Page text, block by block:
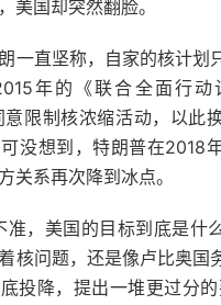
美国却突然翻脸。
一直坚称，自家的核计划
年的《联合全面行动
意限制核浓缩活动，以此
没想到，特朗普在2018
关系再次降到冰点。
准，美国的目标到底是
核问题，还是像卢比奥国
投降，提出一堆更过分